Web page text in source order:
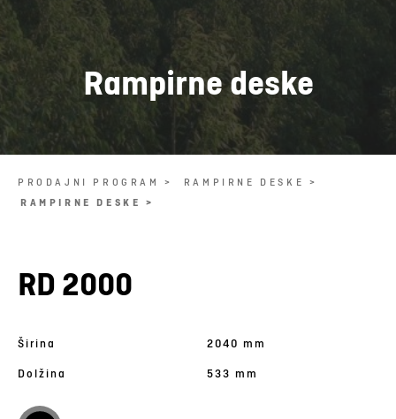
Rampirne deske
PRODAJNI PROGRAM >
RAMPIRNE DESKE >
RAMPIRNE DESKE >
RD 2000
Širina
2040 mm
Dolžina
533 mm